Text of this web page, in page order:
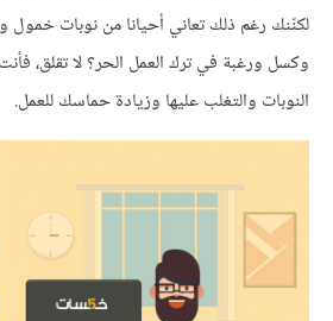
لكنّنك رغم ذلك تعاني أحيانا من نوبات خمول
وكسل ورغبة في ترك العمل الحر؟ لا تقلق،
النوبات والتغلب عليها وزيادة حماسك للعمل.